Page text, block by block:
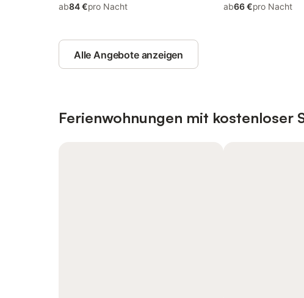
ab84 €pro Nacht
ab66 €pro Nacht
Alle Angebote anzeigen
Ferienwohnungen mit kostenloser